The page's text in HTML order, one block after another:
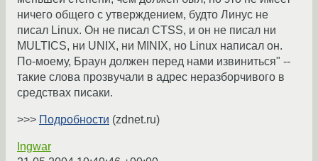
ничего общего с утверждением, будто Линус не
писал Linux. Он не писал CTSS, и он не писал ни
MULTICS, ни UNIX, ни MINIX, но Linux написал он.
По-моему, Браун должен перед нами извиниться" --
такие слова прозвучали в адрес неразборчивого в
средствах писаки.
>>> Подробности (zdnet.ru)
Ingwar